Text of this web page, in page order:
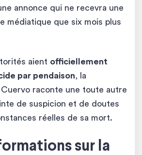
annonce qui ne recevra une
médiatique que six mois plus
aient officiellement
par pendaison, la
raconte une toute autre
de suspicion et de doutes
réelles de sa mort.
sur la